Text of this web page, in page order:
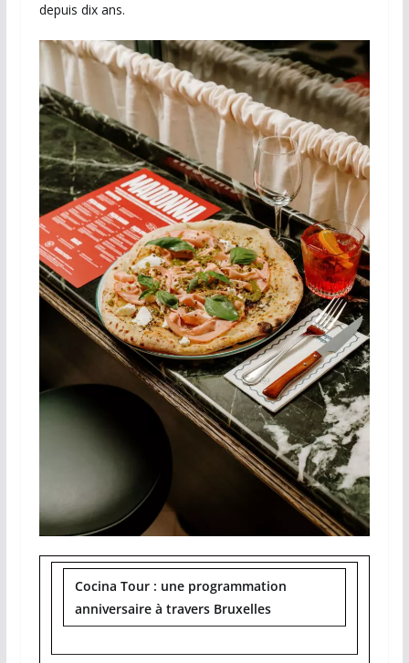
depuis dix ans.
Cocina Tour : une programmation
anniversaire à travers Bruxelles